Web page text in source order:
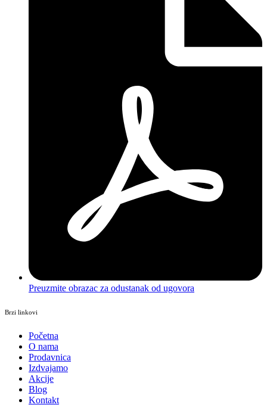
Preuzmite obrazac za odustanak od ugovora
Brzi linkovi
Početna
O nama
Prodavnica
Izdvajamo
Akcije
Blog
Kontakt